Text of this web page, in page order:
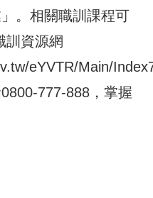
。相關職訓課程可
訓資源網
eYVTR/Main/
777-888，掌握